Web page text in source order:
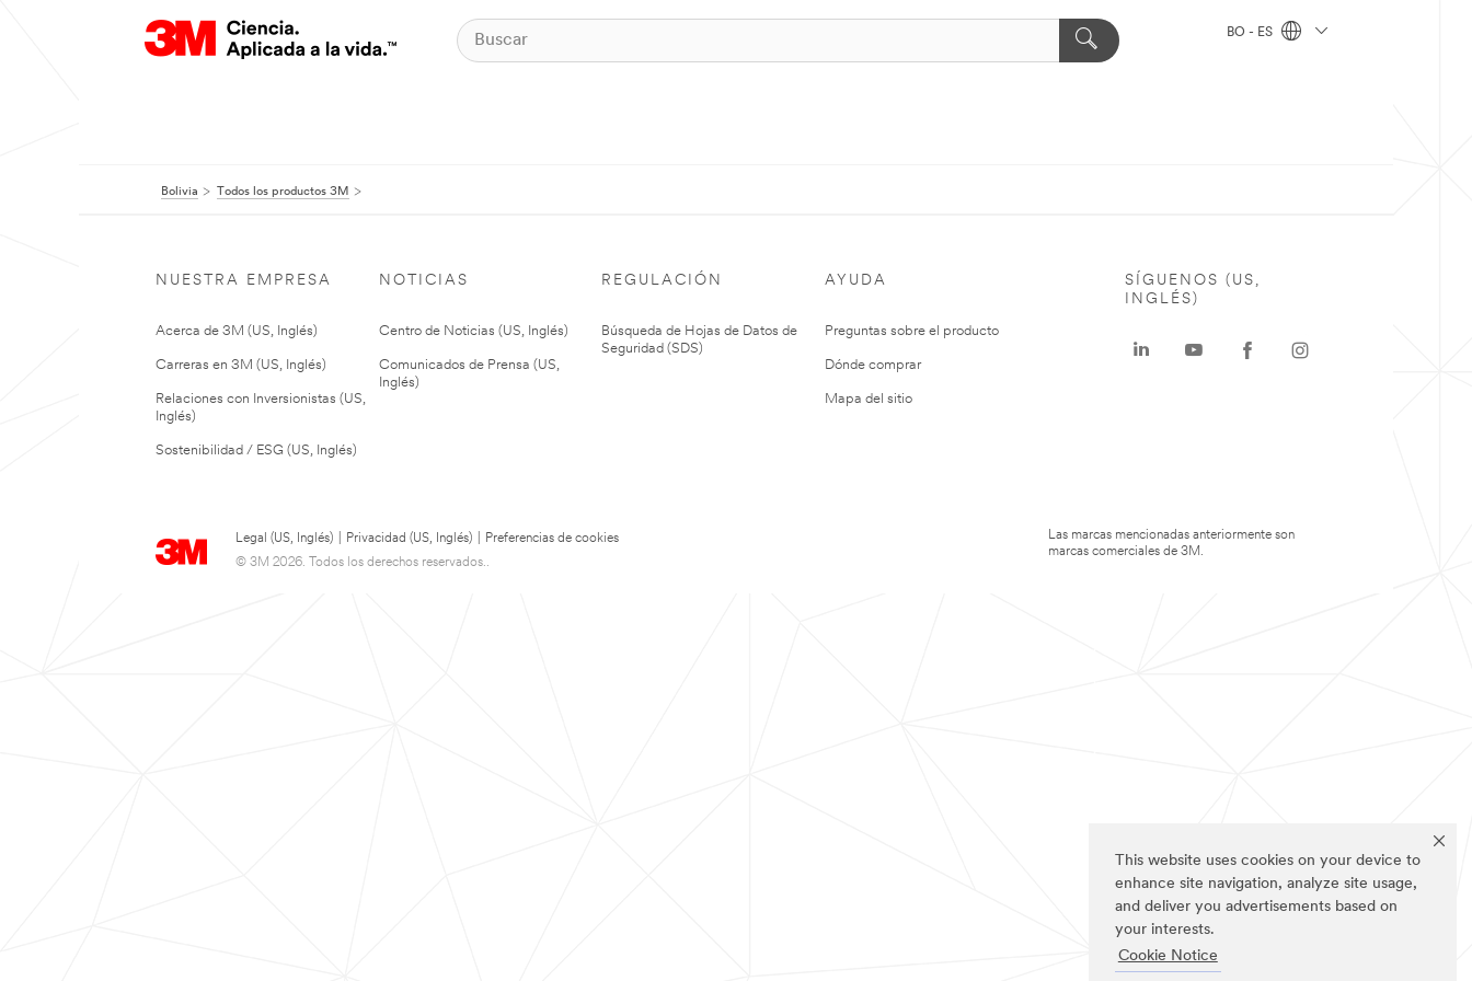
This website uses cookies on your device to
enhance site navigation, analyze site usage,
and deliver you advertisements based on
your interests.
Cookie Notice
BO - ES
Bolivia Todos los productos 3M
NUESTRA EMPRESA
Acerca de 3M (US, Inglés)
Carreras en 3M (US, Inglés)
Relaciones con Inversionistas (US,
Inglés)
Sostenibilidad / ESG (US, Inglés)
NOTICIAS
Centro de Noticias (US, Inglés)
Comunicados de Prensa (US,
Inglés)
REGULACIÓN
Búsqueda de Hojas de Datos de
Seguridad (SDS)
AYUDA
Preguntas sobre el producto
Dónde comprar
Mapa del sitio
Legal (US, Inglés) Privacidad (US, Inglés)
Preferencias de cookies
© 3M 2026. Todos los derechos reservados..
SÍGUENOS (US,
INGLÉS)
Las marcas mencionadas anteriormente son
marcas comerciales de 3M.